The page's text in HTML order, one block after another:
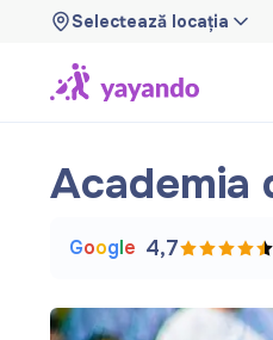
Selectează locația
Academia
Google 4,7